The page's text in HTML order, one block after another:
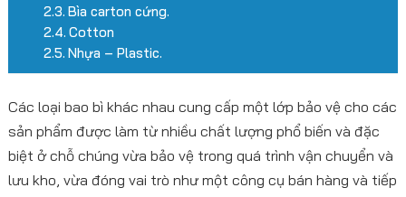
Bìa carton cứng.
Cotton
Nhựa – Plastic.
Các loại bao bì khác nhau cung cấp một lớp bảo vệ cho các
sản phẩm được làm từ nhiều chất lượng phổ biến và đặc
biệt ở chỗ chúng vừa bảo vệ trong quá trình vận chuyển và
lưu kho, vừa đóng vai trò như một công cụ bán hàng và tiếp